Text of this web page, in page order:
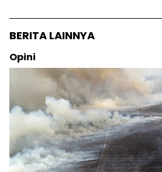
BERITA LAINNYA
Opini